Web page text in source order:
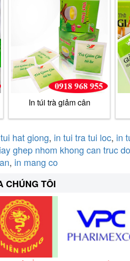
In túi trà giảm cân
hat giong, in tui tra tui loc, in
ghep nhom khong can truc
, in mang co
CHÚNG TÔI